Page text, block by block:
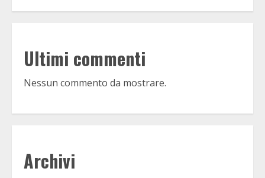
Ultimi commenti
Nessun commento da mostrare.
Archivi